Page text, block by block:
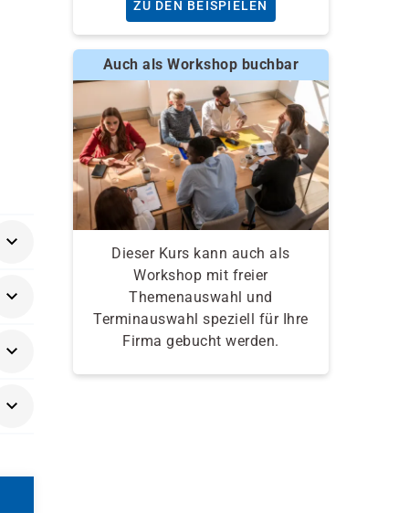
ZU DEN BEISPIELEN
Auch als Workshop buchbar
Dieser Kurs kann auch als
Workshop mit freier
Themenauswahl und
Terminauswahl speziell für Ihre
Firma gebucht werden.